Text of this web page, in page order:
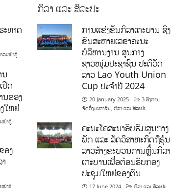
ະທາດ
ລະໜ້າຮູ້
ນ
ປີດ
ນຂອງ
ໃຫຍ່
ໜ້າຮູ້,
ອງ
ໜ້າຮູ້
ກິລາ ແລະ ສິລະປະ
ການແຂ່ງຂັນກິລາເຕະບານ ຊິງ
ຂັນສະຫາຍເລຂາຄະນະ
ບໍລິຫານງານ ສູນກາງ
ຊາວໜຸ່ມປະຊາຊົນ ປະຕິວັດ
ລາວ Lao Youth Union
Cup ປະຈຳປີ 2024
20 January 2025
3 ອົງການ
ຈັດຕັ້ງມະຫາຊົນ, ກິລາ ແລະ ສິລະປະ
ຄະນະໂຄສະນາອົບຮົມສູນກາງ
ພັກ ແລະ ລັດວິສາຫະກິດຖືຮຸ້ນ
ລາວສ້າງຂະບວນການຫຼີ້ນກິລາ
ເຕະບານເພື່ອຕ້ອນຮັບກອງ
ປະຊຸມໃຫຍ່ຂອງຕົນ
17 June 2024 ກິລາ ແລະ ສິລະປະ